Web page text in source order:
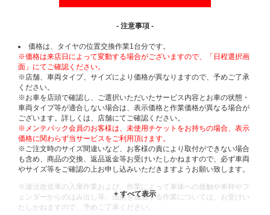
- 注意事項 -
価格は、タイヤの位置交換作業1台分です。
※価格は来店日によって変動する場合がございますので、「日程選択画
面」にてご確認ください。
※店舗、車両タイプ、サイズにより価格が異なりますので、予めご了承
ください。
※お車を店頭で確認し、ご選択いただいたサービス内容とお車の状態・
車両タイプ等が適合しない場合は、表示価格と作業価格が異なる場合が
ございます。詳しくは、店舗にてご確認ください。
※メンテパック会員のお客様は、未使用チケットをお持ちの場合、表示
価格に関わらず当サービスをご利用頂けます。
※ご注文時のサイズ間違いなど、お客様の責により取付ができない場合
も含め、商品の交換、返品返金等お受けいたしかねますので、必ず車両
やサイズ等をご確認の上お申し込みいただきますようお願い致します。
※違法改造車の入庫作業および、作業によって車体への接触や車枠やフ
ェンダーからのはみ出し等、法規を逸脱する作業については、お受けい
たしかねますので、予めご了承ください。